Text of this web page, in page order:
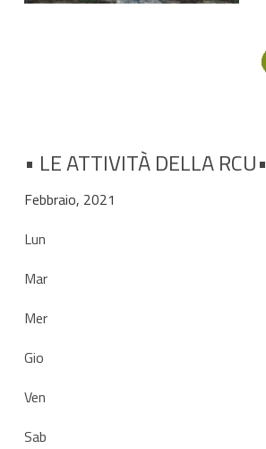
• LE ATTIVITÀ DELLA RCU•
Febbraio, 2021
Lun
Mar
Mer
Gio
Ven
Sab